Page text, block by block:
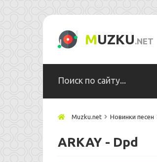
MUZKU.NET
Muzku.net Новинки песен
ARKAY - Dpd